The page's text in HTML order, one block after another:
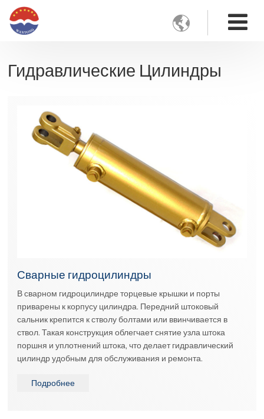

Гидравлические Цилиндры
Сварные гидроцилиндры
В сварном гидроцилиндре торцевые крышки и порты
приварены к корпусу цилиндра. Передний штоковый
сальник крепится к стволу болтами или ввинчивается в
ствол. Такая конструкция облегчает снятие узла штока
поршня и уплотнений штока, что делает гидравлический
цилиндр удобным для обслуживания и ремонта.
Подробнее